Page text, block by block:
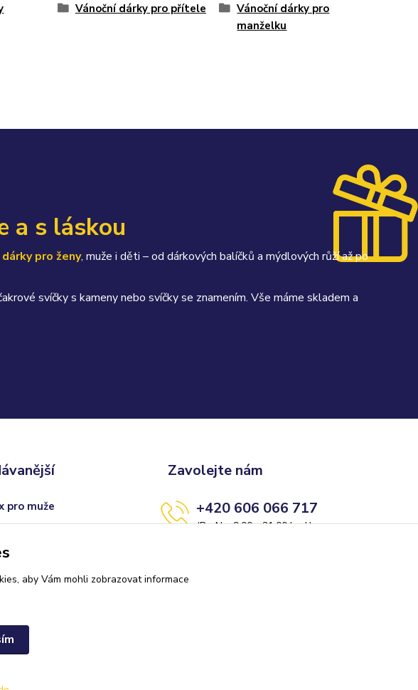
Vánoční dárky pro přítele
Vánoční dárky pro
manželku
a s láskou
dárky pro ženy, muže i děti – od dárkových balíčků a mýdlových růží až po
svíčky s kameny nebo svíčky se znamením. Vše máme skladem a
pro muže
na sekt
Zavolejte nám
+420 606 066 717
(Po-Ne, 9:00 - 21:00 hod.)
aby Vám mohli zobrazovat informace